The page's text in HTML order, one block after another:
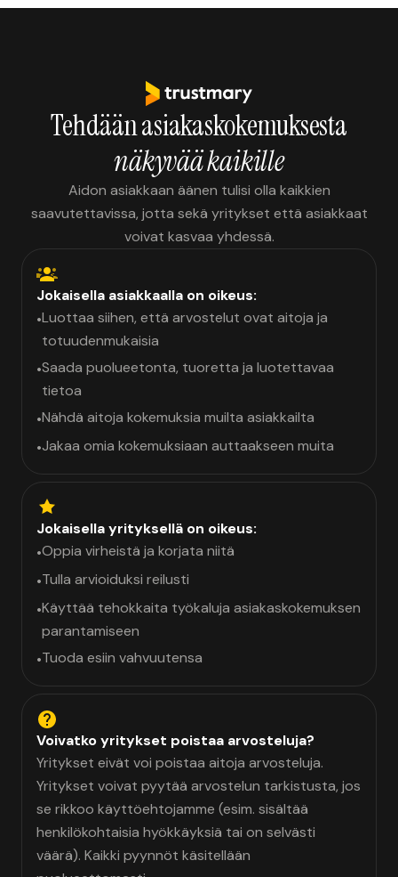
Tehdään asiakaskokemuksesta
näkyvää kaikille
Aidon asiakkaan äänen tulisi olla kaikkien
saavutettavissa, jotta sekä yritykset että asiakkaat
voivat kasvaa yhdessä.
Jokaisella asiakkaalla on oikeus:
•Luottaa siihen, että arvostelut ovat aitoja ja
totuudenmukaisia
•Saada puolueetonta, tuoretta ja luotettavaa
tietoa
•Nähdä aitoja kokemuksia muilta asiakkailta
•Jakaa omia kokemuksiaan auttaakseen muita
Jokaisella yrityksellä on oikeus:
•Oppia virheistä ja korjata niitä
•Tulla arvioiduksi reilusti
•Käyttää tehokkaita työkaluja asiakaskokemuksen
parantamiseen
•Tuoda esiin vahvuutensa
Voivatko yritykset poistaa arvosteluja?
Yritykset eivät voi poistaa aitoja arvosteluja.
Yritykset voivat pyytää arvostelun tarkistusta, jos
se rikkoo käyttöehtojamme (esim. sisältää
henkilökohtaisia hyökkäyksiä tai on selvästi
väärä). Kaikki pyynnöt käsitellään